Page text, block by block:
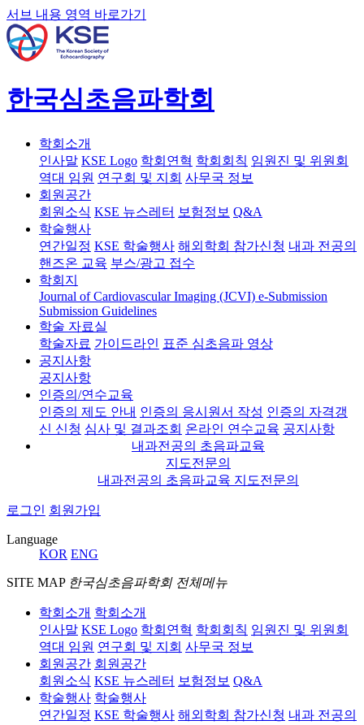
서브 내용 영역 바로가기
한국심초음파학회
학회소개
인사말 KSE Logo 학회연혁 학회회칙 임원진 및 위원회
역대 임원 연구회 및 지회 사무국 정보
회원공간
회원소식 KSE 뉴스레터 보험정보 Q&A
학술행사
연간일정 KSE 학술행사 해외학회 참가신청 내과 전공의
핸즈온 교육 부스/광고 접수
학회지
Journal of Cardiovascular Imaging (JCVI) e-Submission
Submission Guidelines
학술 자료실
학술자료 가이드라인 표준 심초음파 영상
공지사항
공지사항
인증의/연수교육
인증의 제도 안내 인증의 응시원서 작성 인증의 자격갱
신 신청 심사 및 결과조회 온라인 연수교육 공지사항
내과전공의 초음파교육
지도전문의
내과전공의 초음파교육 지도전문의
로그인 회원가입
Language
KOR ENG
SITE MAP 한국심초음파학회 전체메뉴
학회소개 학회소개
인사말 KSE Logo 학회연혁 학회회칙 임원진 및 위원회
역대 임원 연구회 및 지회 사무국 정보
회원공간 회원공간
회원소식 KSE 뉴스레터 보험정보 Q&A
학술행사 학술행사
연간일정 KSE 학술행사 해외학회 참가신청 내과 전공의